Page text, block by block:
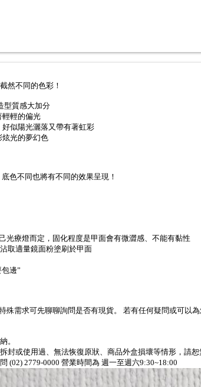
然不同的色彩！
型質感大加分
輕輕的偏光
似陽光灑落又帶有著虹彩
炫光的夢幻色
色不同也將有不同的效果呈現！
光療燈而定，固化程度是甲面會有微澀感、不能有黏性
取適量鏡面粉塗刷於甲面
邊”
殊需求可先聊聊詢問是否有現貨。 若有任何疑問或可以
。
封或使用過、無法恢復原狀、商品外盒損壞等情形，請恕
(02) 2779-0000 營業時間為 週一至週六9:30~18:00